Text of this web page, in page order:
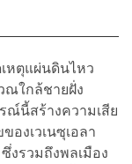
หตุแผ่นดินไหว
ณใกล้ชายฝั่ง
ณ์นี้สร้างความเสีย
องเวเนซุเอลา
งรวมถึงพลเมือง